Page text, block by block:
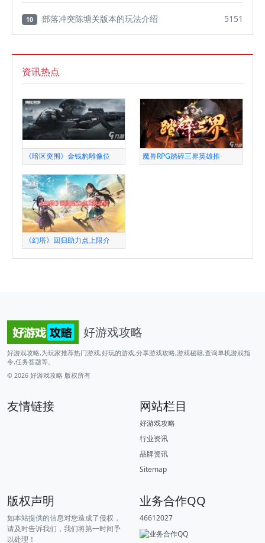
10 部落冲突陈塘关版本的玩法介绍 5151
资讯热点
《暗区突围》金钱豹雕像位 魔兽RPG踏碎三界英雄推
《幻塔》回归助力点上限介
好游戏攻略
好游戏攻略,为玩家推荐热门游戏,好玩的游戏,分享游戏攻略,游戏秘籍,查询单机游戏指
令,任务答题等。
© 2026 好游戏攻略 版权所有
友情链接 网站栏目
好游戏攻略
行业资讯
品牌资讯
Sitemap
版权声明
如本站提供的信息对您造成了侵权，
请及时告诉我们，我们将第一时间予
以处理！
业务合作QQ
46612027